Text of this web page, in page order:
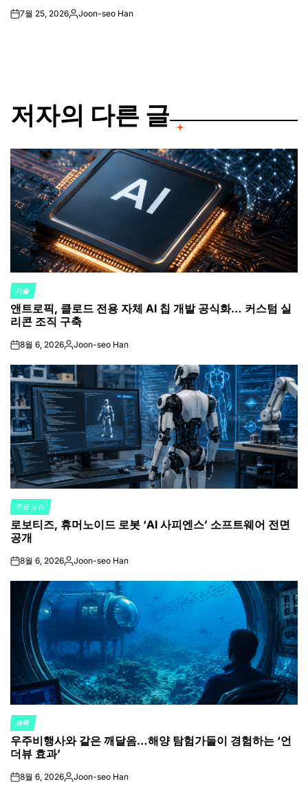
on7월 25, 2026Posted
Joon-seo Han
저자의 다른 글
POSTED
IN
기술
앤트로픽, 클로드 전용 자체 AI 칩 개발 공식화… 커스텀 실
리콘 조직 구축
on8월 6, 2026Posted
Joon-seo Han
POSTED
IN
주요 뉴스
로보티즈, 휴머노이드 로봇 ‘AI 사피엔스’ 소프트웨어 전면
공개
on8월 6, 2026Posted
Joon-seo Han
POSTED
IN
과학
우주비행사와 같은 깨달음…해양 탐험가들이 경험하는 ‘언
더뷰 효과’
on8월 6, 2026Posted
Joon-seo Han